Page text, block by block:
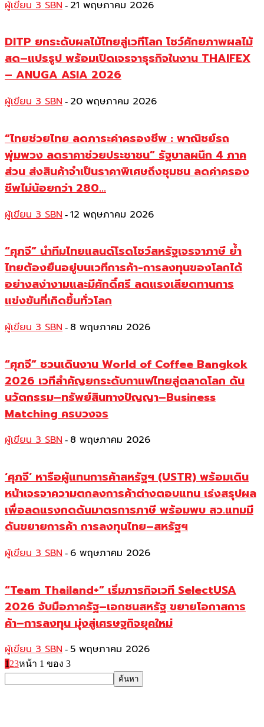
ผู้เขียน 3 SBN - 21 พฤษภาคม 2026
DITP ยกระดับผลไม้ไทยสู่เวทีโลก โชว์ศักยภาพผลไม้
สด–แปรรูป พร้อมเปิดเจรจาธุรกิจในงาน THAIFEX
– ANUGA ASIA 2026
ผู้เขียน 3 SBN - 20 พฤษภาคม 2026
“ไทยช่วยไทย ลดภาระค่าครองชีพ : พาณิชย์รถ
พุ่มพวง ลดราคาช่วยประชาชน” รัฐบาลผนึก 4 ภาค
ส่วน ส่งสินค้าจำเป็นราคาพิเศษถึงชุมชน ลดค่าครอง
ชีพไม่น้อยกว่า 280...
ผู้เขียน 3 SBN - 12 พฤษภาคม 2026
“ศุภจี” นำทีมไทยแลนด์โรดโชว์สหรัฐเจรจาภาษี ย้ำ
ไทยต้องยืนอยู่บนเวทีการค้า-การลงทุนของโลกได้
อย่างสง่างามและมีศักดิ์ศรี ลดแรงเสียดทานการ
แข่งขันที่เกิดขึ้นทั่วโลก
ผู้เขียน 3 SBN - 8 พฤษภาคม 2026
“ศุภจี” ชวนเดินงาน World of Coffee Bangkok
2026 เวทีสำคัญยกระดับกาแฟไทยสู่ตลาดโลก ดัน
นวัตกรรม–ทรัพย์สินทางปัญญา–Business
Matching ครบวงจร
ผู้เขียน 3 SBN - 8 พฤษภาคม 2026
‘ศุภจี‘ หารือผู้แทนการค้าสหรัฐฯ (USTR) พร้อมเดิน
หน้าเจรจาความตกลงการค้าต่างตอบแทน เร่งสรุปผล
เพื่อลดแรงกดดันมาตรการภาษี พร้อมพบ สว.แทมมี
ดันขยายการค้า การลงทุนไทย–สหรัฐฯ
ผู้เขียน 3 SBN - 6 พฤษภาคม 2026
“Team Thailand+” เริ่มภารกิจเวที SelectUSA
2026 จับมือภาครัฐ–เอกชนสหรัฐ ขยายโอกาสการ
ค้า–การลงทุน มุ่งสู่เศรษฐกิจยุคใหม่
ผู้เขียน 3 SBN - 5 พฤษภาคม 2026
1 23หน้า 1 ของ 3